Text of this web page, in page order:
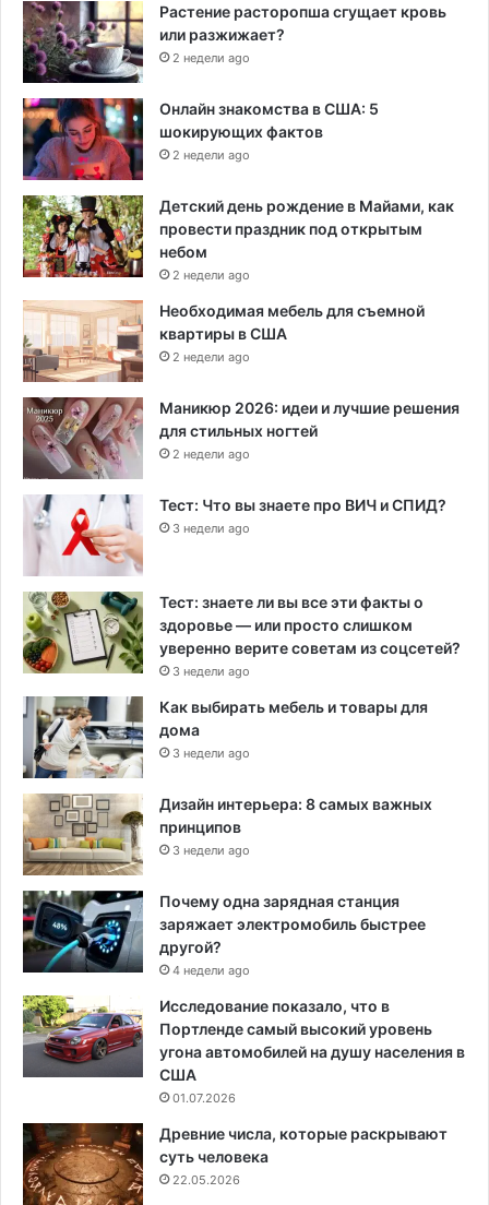
Растение расторопша сгущает кровь
или разжижает?
2 недели ago
Онлайн знакомства в США: 5
шокирующих фактов
2 недели ago
Детский день рождение в Майами, как
провести праздник под открытым
небом
2 недели ago
Необходимая мебель для съемной
квартиры в США
2 недели ago
Маникюр 2026: идеи и лучшие решения
для стильных ногтей
2 недели ago
Тест: Что вы знаете про ВИЧ и СПИД?
3 недели ago
Тест: знаете ли вы все эти факты о
здоровье — или просто слишком
уверенно верите советам из соцсетей?
3 недели ago
Как выбирать мебель и товары для
дома
3 недели ago
Дизайн интерьера: 8 самых важных
принципов
3 недели ago
Почему одна зарядная станция
заряжает электромобиль быстрее
другой?
4 недели ago
Исследование показало, что в
Портленде самый высокий уровень
угона автомобилей на душу населения в
США
01.07.2026
Древние числа, которые раскрывают
суть человека
22.05.2026